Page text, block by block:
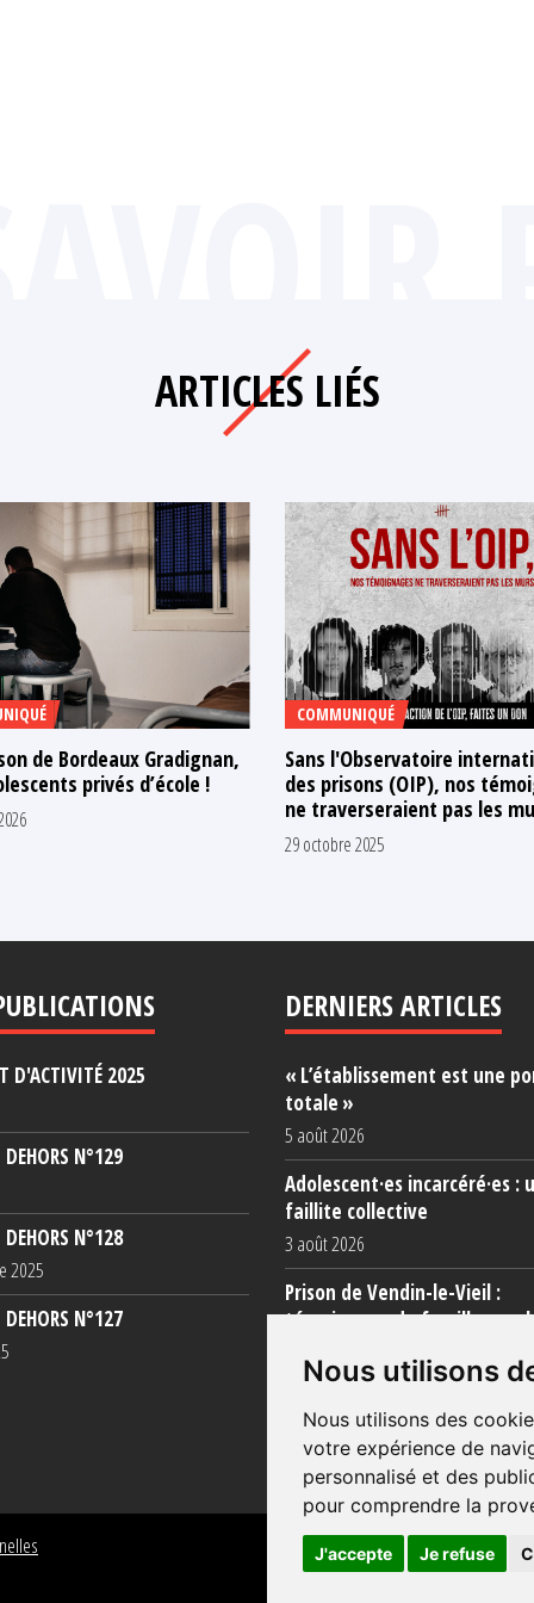
Nous utilisons
Nous utilisons des
votre expérience de
personnalisé et des
pour comprendre la
J'accepte Je refuse
ARTICLES LIÉS
de Bordeaux Gradignan,
privés d’école !
COMMUNIQUÉ
Sans l'Observatoire
des prisons (OIP), nos
ne traverseraient pas les
29 octobre 2025
D'ACTIVITÉ 2025
N°129
N°128
2025
N°127
DERNIERS ARTICLES
« L’établissement est une
totale »
5 août 2026
Adolescent·es incarcéré·es :
faillite collective
3 août 2026
Prison de Vendin-le-Vieil :
témoignage de familles sur
31 juillet 2026